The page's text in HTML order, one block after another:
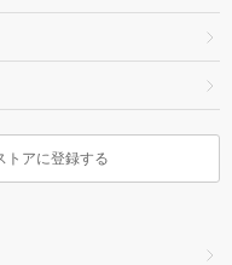
トアに登録する